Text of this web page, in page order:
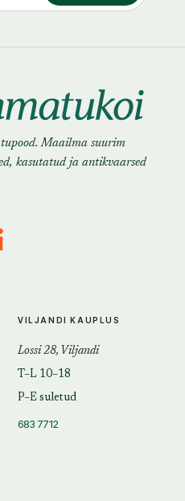
Maailma suurim
kasutatud ja antikvaarsed
VILJANDI KAUPLUS
Lossi 28, Viljandi
T–L 10–18
P–E suletud
683 7712